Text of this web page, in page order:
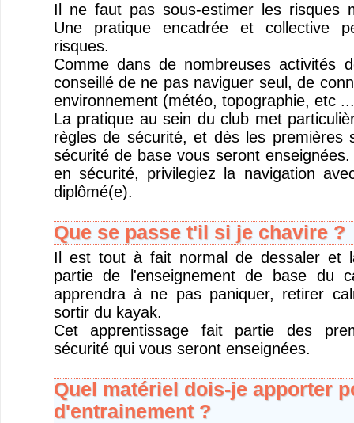
Il ne faut pas sous-estimer les risques
Une pratique encadrée et collective
risques.
Comme dans de nombreuses activités
conseillé de ne pas naviguer seul, de
environnement (météo, topographie, etc
La pratique au sein du club met
règles de sécurité, et dès les premières
sécurité de base vous seront
en sécurité, privilegiez la navigation
diplômé(e).
Que se passe t'il si je chavire ?
Il est tout à fait normal de dessaler et
partie de l'enseignement de base du
apprendra à ne pas paniquer, retirer
sortir du kayak.
Cet apprentissage fait partie des
sécurité qui vous seront enseignées.
Quel matériel dois-je apporter
d'entrainement ?